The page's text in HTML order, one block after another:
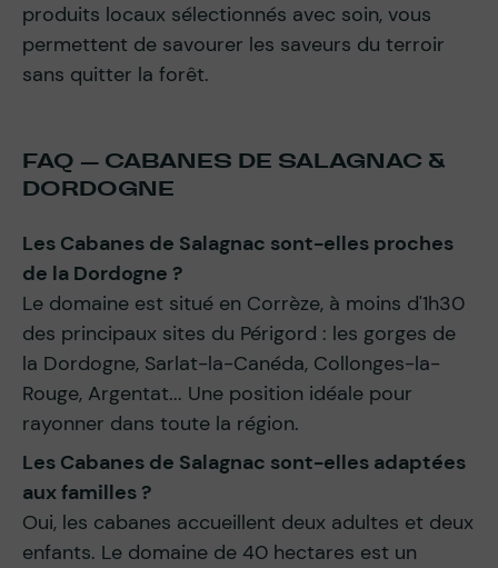
produits locaux sélectionnés avec soin, vous
permettent de savourer les saveurs du terroir
sans quitter la forêt.
FAQ — CABANES DE SALAGNAC &
DORDOGNE
Les Cabanes de Salagnac sont-elles proches
de la Dordogne ?
Le domaine est situé en Corrèze, à moins d'1h30
des principaux sites du Périgord : les gorges de
la Dordogne, Sarlat-la-Canéda, Collonges-la-
Rouge, Argentat... Une position idéale pour
rayonner dans toute la région.
Les Cabanes de Salagnac sont-elles adaptées
aux familles ?
Oui, les cabanes accueillent deux adultes et deux
enfants. Le domaine de 40 hectares est un